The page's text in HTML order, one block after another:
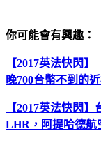
你可能會有興趣：
【2017英法快閃
晚700台幣不到的
【2017英法快閃
LHR，阿提哈德航